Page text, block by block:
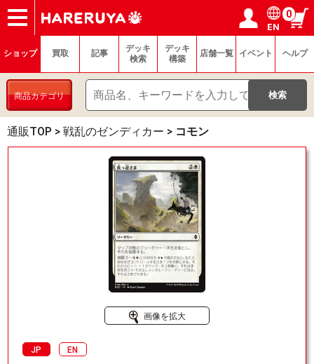
ショップ
買取
記事
デッキ検索
デッキ構築
選手一覧
店舗一覧
イベント
ヘルプ
お問い合わせ ログイン／会員登録
マイページ
EN
0
ショップ 買取 記事
デッキ
検索
デッキ
構築
店舗一覧 イベント ヘルプ
商品カテゴリ
通販TOP > 戦乱のゼンディカー > コモン
画像を拡大
JP EN